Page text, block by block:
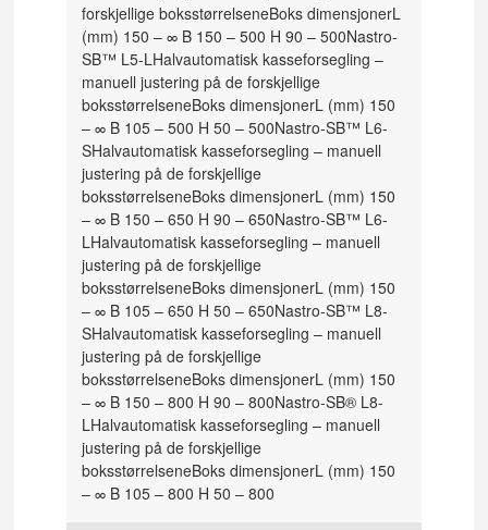
forskjellige boksstørrelseneBoks dimensjonerL
(mm) 150 – ∞ B 150 – 500 H 90 – 500Nastro-
SB™ L5-LHalvautomatisk kasseforsegling –
manuell justering på de forskjellige
boksstørrelseneBoks dimensjonerL (mm) 150
– ∞ B 105 – 500 H 50 – 500Nastro-SB™ L6-
SHalvautomatisk kasseforsegling – manuell
justering på de forskjellige
boksstørrelseneBoks dimensjonerL (mm) 150
– ∞ B 150 – 650 H 90 – 650Nastro-SB™ L6-
LHalvautomatisk kasseforsegling – manuell
justering på de forskjellige
boksstørrelseneBoks dimensjonerL (mm) 150
– ∞ B 105 – 650 H 50 – 650Nastro-SB™ L8-
SHalvautomatisk kasseforsegling – manuell
justering på de forskjellige
boksstørrelseneBoks dimensjonerL (mm) 150
– ∞ B 150 – 800 H 90 – 800Nastro-SB® L8-
LHalvautomatisk kasseforsegling – manuell
justering på de forskjellige
boksstørrelseneBoks dimensjonerL (mm) 150
– ∞ B 105 – 800 H 50 – 800